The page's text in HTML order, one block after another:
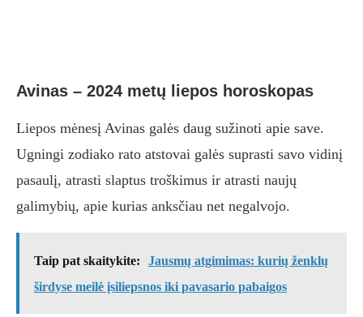
Avinas – 2024 metų liepos horoskopas
Liepos mėnesį Avinas galės daug sužinoti apie save.
Ugningi zodiako rato atstovai galės suprasti savo vidinį
pasaulį, atrasti slaptus troškimus ir atrasti naujų
galimybių, apie kurias anksčiau net negalvojo.
Taip pat skaitykite:
Jausmų atgimimas: kurių ženklų
širdyse meilė įsiliepsnos iki pavasario pabaigos